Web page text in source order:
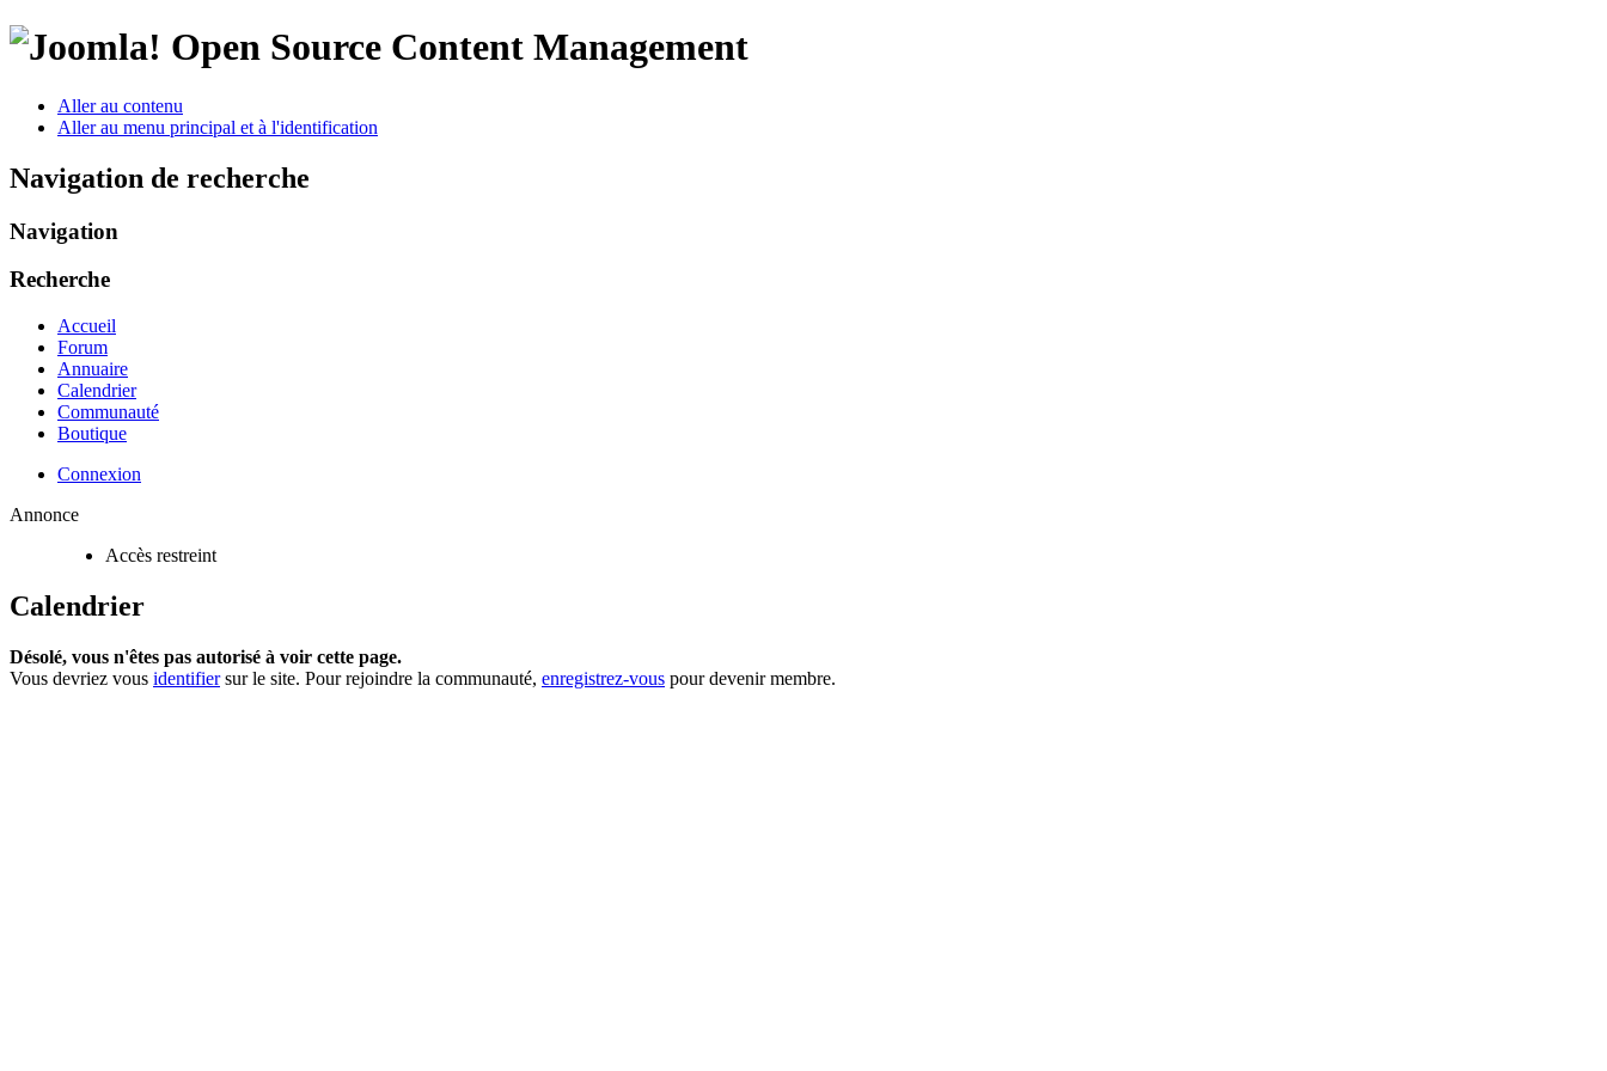
Open Source Content Management
Aller au contenu
Aller au menu principal et à l'identification
Navigation de recherche
Navigation
Recherche
Accueil
Forum
Annuaire
Calendrier
Communauté
Boutique
Connexion
Annonce
Accès restreint
Calendrier
Désolé, vous n'êtes pas autorisé à voir cette page.
Vous devriez vous identifiersur le site. Pour rejoindre la communauté, enregistrez-vous pour devenir membre.